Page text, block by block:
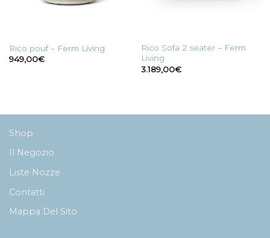
Rico pouf – Ferm Living
949,00€
Rico Sofa 2 seater – Ferm
Living
3.189,00€
Shop
Il Negozio
Liste Nozze
Contatti
Mappa Del Sito